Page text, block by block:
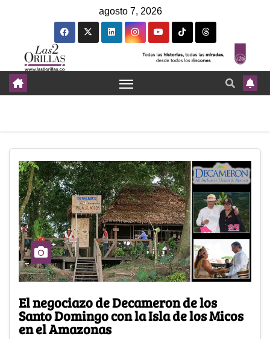
agosto 7, 2026
El negociazo de Decameron de los
Santo Domingo con la Isla de los Micos
en el Amazonas